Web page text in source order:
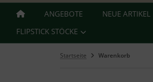
ANGEBOTE NEUE ARTIKEL
FLIPSTICK STÖCKE
Startseite Warenkorb